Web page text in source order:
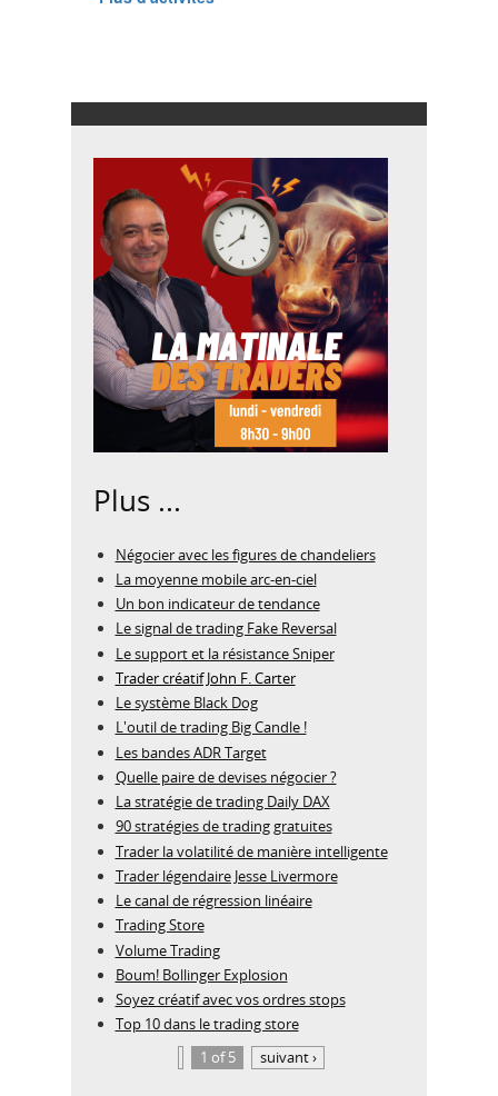
Plus ...
Négocier avec les figures de chandeliers
La moyenne mobile arc-en-ciel
Un bon indicateur de tendance
Le signal de trading Fake Reversal
Le support et la résistance Sniper
Trader créatif John F. Carter
Le système Black Dog
L'outil de trading Big Candle !
Les bandes ADR Target
Quelle paire de devises négocier ?
La stratégie de trading Daily DAX
90 stratégies de trading gratuites
Trader la volatilité de manière intelligente
Trader légendaire Jesse Livermore
Le canal de régression linéaire
Trading Store
Volume Trading
Boum! Bollinger Explosion
Soyez créatif avec vos ordres stops
Top 10 dans le trading store
1 of 5
suivant ›